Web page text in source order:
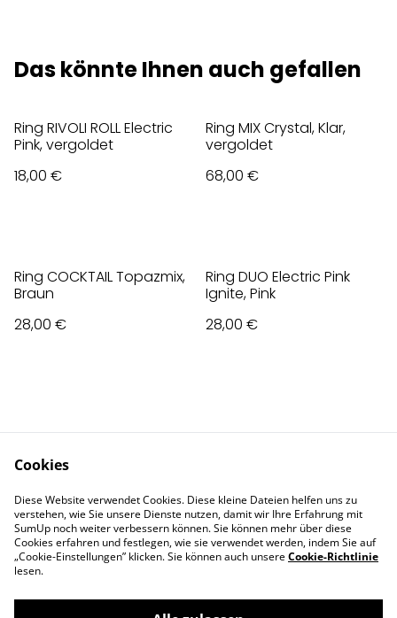
Das könnte Ihnen auch gefallen
Ring RIVOLI ROLL Electric
Pink, vergoldet
18,00 €
Ring MIX Crystal, Klar,
vergoldet
68,00 €
Ring COCKTAIL Topazmix,
Braun
28,00 €
Ring DUO Electric Pink
Ignite, Pink
28,00 €
Privacy Policy
Cookie Policy
Impressum
Cookies
Diese Website verwendet Cookies. Diese kleine Dateien helfen uns zu
verstehen, wie Sie unsere Dienste nutzen, damit wir Ihre Erfahrung mit
SumUp noch weiter verbessern können. Sie können mehr über diese
Cookies erfahren und festlegen, wie sie verwendet werden, indem Sie auf
„Cookie-Einstellungen” klicken. Sie können auch unsereCookie-Richtlinie
lesen.